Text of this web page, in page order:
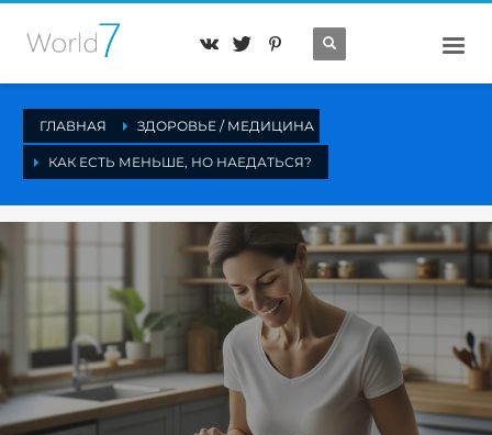
ГЛАВНАЯ ЗДОРОВЬЕ / МЕДИЦИНА
КАК ЕСТЬ МЕНЬШЕ, НО НАЕДАТЬСЯ?